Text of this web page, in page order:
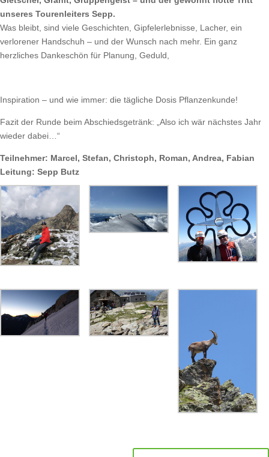
unseres Tourenleiters Sepp.
Was bleibt, sind viele Geschichten, Gipfelerlebnisse, Lacher, ein
verlorener Handschuh – und der Wunsch nach mehr. Ein ganz
herzliches Dankeschön für Planung, Geduld,
Inspiration – und wie immer: die tägliche Dosis Pflanzenkunde!
Fazit der Runde beim Abschiedsgetränk: „Also ich wär nächstes Jahr
wieder dabei…“
Teilnehmer: Marcel, Stefan, Christoph, Roman, Andrea, Fabian
Leitung: Sepp Butz